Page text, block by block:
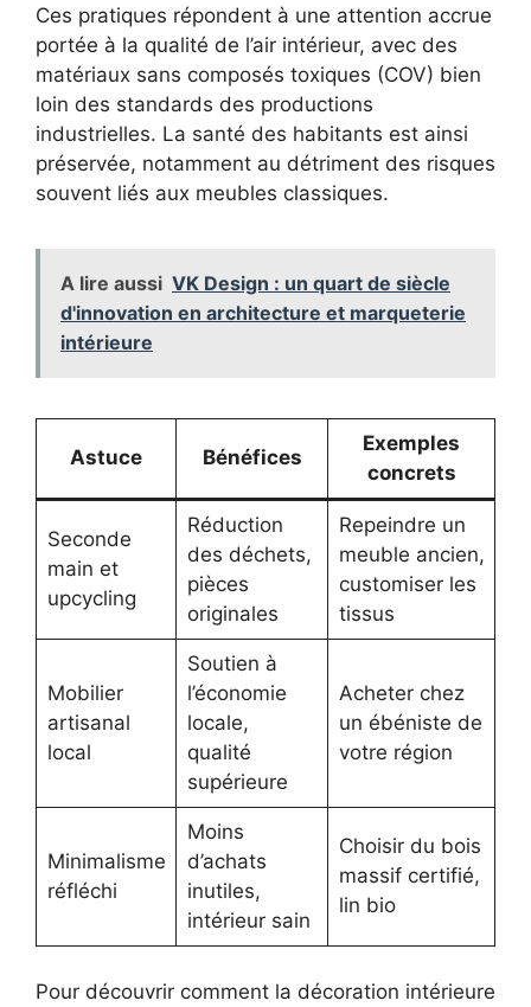
Ces pratiques répondent à une attention accrue
portée à la qualité de l’air intérieur, avec des
matériaux sans composés toxiques (COV) bien
loin des standards des productions
industrielles. La santé des habitants est ainsi
préservée, notamment au détriment des risques
souvent liés aux meubles classiques.
A lire aussi VK Design : un quart de siècle
d'innovation en architecture et marqueterie
intérieure
Astuce Bénéfices
Exemples
concrets
Seconde
main et
upcycling
Réduction
des déchets,
pièces
originales
Repeindre un
meuble ancien,
customiser les
tissus
Mobilier
artisanal
local
Soutien à
l’économie
locale,
qualité
supérieure
Acheter chez
un ébéniste de
votre région
Minimalisme
réfléchi
Moins
d’achats
inutiles,
intérieur sain
Choisir du bois
massif certifié,
lin bio
Pour découvrir comment la décoration intérieure